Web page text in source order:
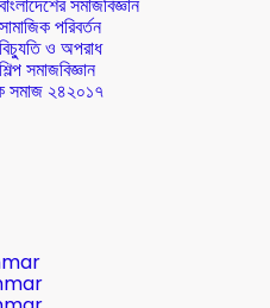
পরিবর্তন
ও অপরাধ
সমাজবিজ্ঞান
সমাজ ২৪২০১৭